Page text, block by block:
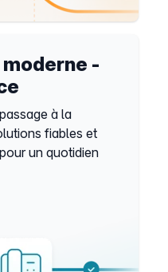
-
à la
fiables et
un quotidien